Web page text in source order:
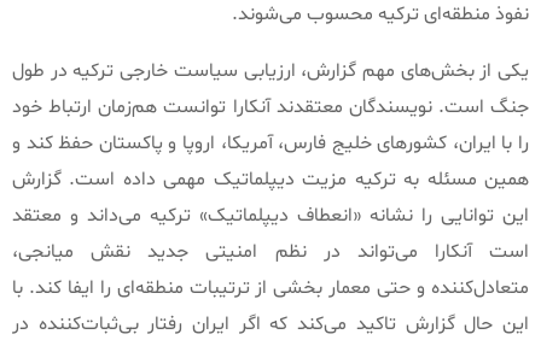
نفوذ منطقه‌ای ترکیه محسوب می‌شوند.
یکی از بخش‌های مهم گزارش، ارزیابی سیاست خارجی ترکیه در طول
جنگ است.نویسندگان معتقدند آنکارا توانست هم‌زمان ارتباط خود
را با ایران، کشورهای خلیج فارس، آمریکا، اروپا و پاکستان حفظ کند و
همین مسئله به ترکیه مزیت دیپلماتیک مهمی داده است. گزارش
این توانایی را نشانه «انعطاف دیپلماتیک» ترکیه می‌داند و معتقد
است آنکارا می‌تواند در نظم امنیتی جدید نقش میانجی،
متعادل‌کننده و حتی معمار بخشی از ترتیبات منطقه‌ای را ایفا کند. با
این حال گزارش تاکید می‌کند که اگر ایران رفتار بی‌ثبات‌کننده در